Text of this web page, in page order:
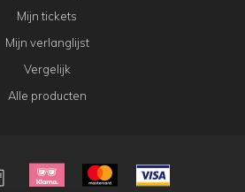
Mijn tickets
Mijn verlanglijst
Vergelijk
Alle producten